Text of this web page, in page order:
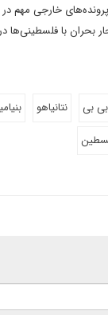
خارجی مهم
بحران با فلسطینی‌ها
بی بی نتانیاهو